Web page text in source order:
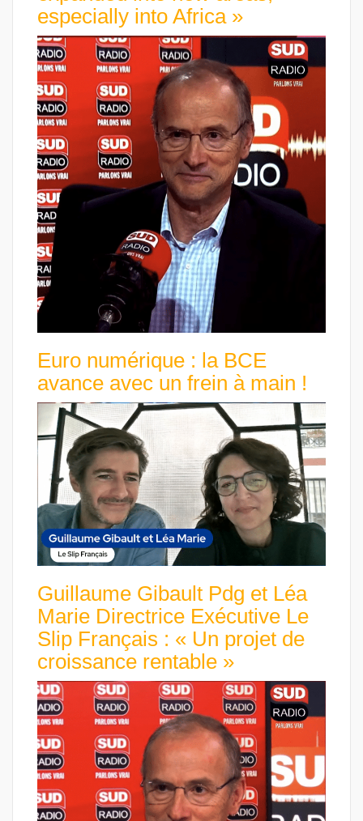
especially into Africa »
Euro numérique : la BCE
avance avec un frein à main !
Guillaume Gibault Pdg et Léa
Marie Directrice Exécutive Le
Slip Français : « Un projet de
croissance rentable »